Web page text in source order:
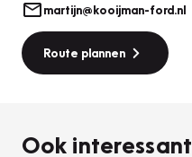
martijn@kooijman-ford.nl
Route plannen
Ook interessant